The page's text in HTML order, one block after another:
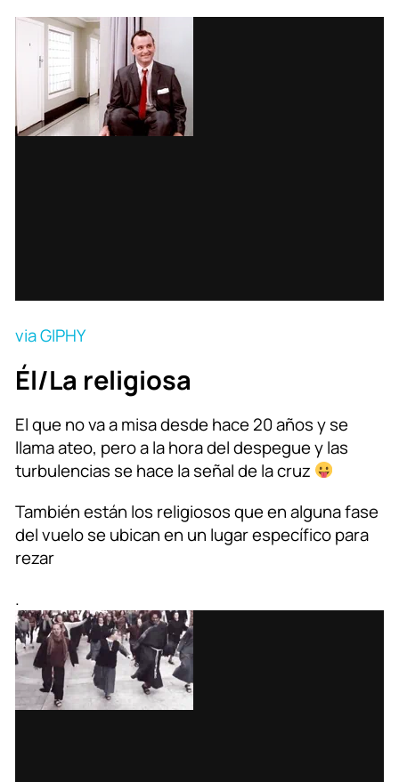
via GIPHY
Él/La religiosa
El que no va a misa desde hace 20 años y se
llama ateo, pero a la hora del despegue y las
turbulencias se hace la señal de la cruz
También están los religiosos que en alguna fase
del vuelo se ubican en un lugar específico para
rezar
.